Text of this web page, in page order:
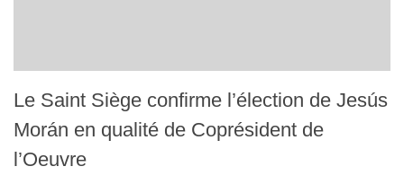
Le Saint Siège confirme l’élection de Jesús
Morán en qualité de Coprésident de
l’Oeuvre